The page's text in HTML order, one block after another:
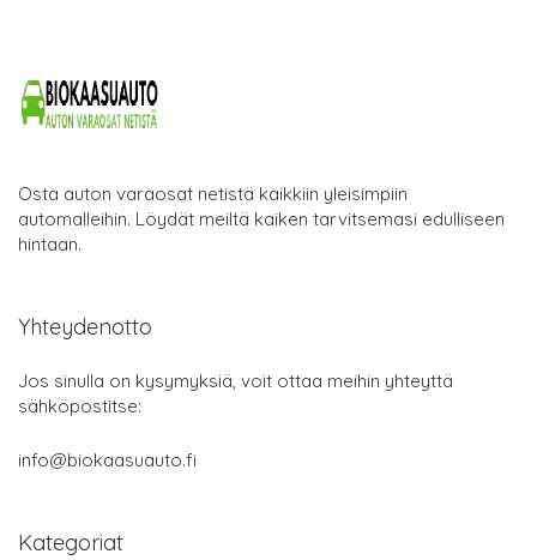
Osta auton varaosat netistä kaikkiin yleisimpiin
automalleihin. Löydät meiltä kaiken tarvitsemasi edulliseen
hintaan.
Yhteydenotto
Jos sinulla on kysymyksiä, voit ottaa meihin yhteyttä
sähköpostitse:
info@biokaasuauto.fi
Kategoriat